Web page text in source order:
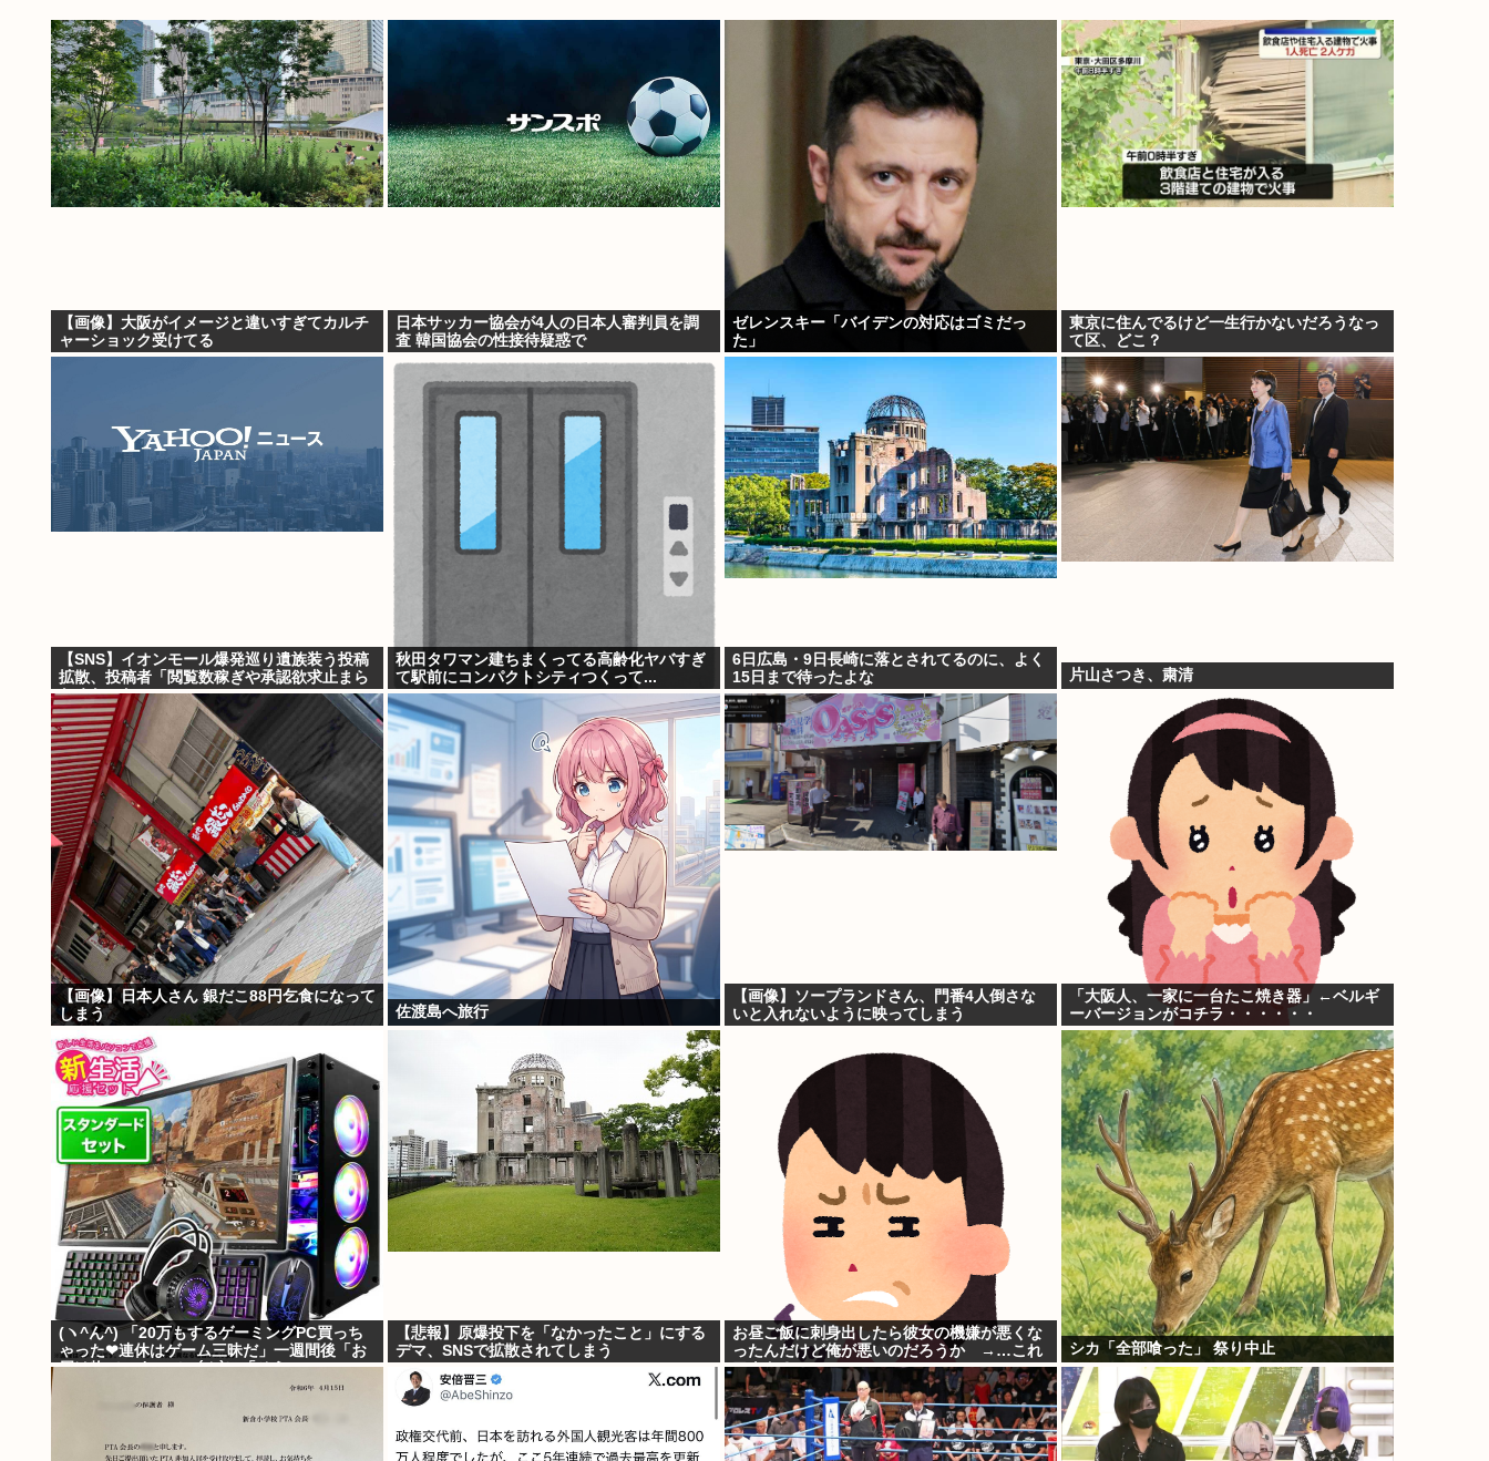
【画像】大阪がイメージと違いすぎてカルチ
ャーショック受けてる
日本サッカー協会が4人の日本人審判員を調
査 韓国協会の性接待疑惑で
ゼレンスキー「バイデンの対応はゴミだっ
た」
東京に住んでるけど一生行かないだろうなっ
て区、どこ？
【SNS】イオンモール爆発巡り遺族装う投稿
拡散、投稿者「閲覧数稼ぎや承認欲求止まら
なくなった」
秋田タワマン建ちまくってる高齢化ヤバすぎ
て駅前にコンパクトシティつくって...
6日広島・9日長崎に落とされてるのに、よく
15日まで待ったよな
片山さつき、粛清
【画像】日本人さん 銀だこ88円乞食になって
しまう
佐渡島へ旅行
【画像】ソープランドさん、門番4人倒さな
いと入れないように映ってしまう
「大阪人、一家に一台たこ焼き器」←ベルギ
ーバージョンがコチラ・・・・・・
(ヽ^ん^) 「20万もするゲーミングPC買っち
ゃった❤連休はゲーム三昧だ」一週間後「お
届け物でーす」（ヽ´ん`）「そう…」
【悲報】原爆投下を「なかったこと」にする
デマ、SNSで拡散されてしまう
お昼ご飯に刺身出したら彼女の機嫌が悪くな
ったんだけど俺が悪いのだろうか →…これ
アウト？
シカ「全部喰った」 祭り中止